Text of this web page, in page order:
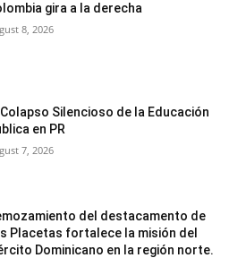
gira a la derecha
8, 2026
Colapso Silencioso de la Educación
en PR
7, 2026
del destacamento de
Placetas fortalece la misión del
Dominicano en la región norte.